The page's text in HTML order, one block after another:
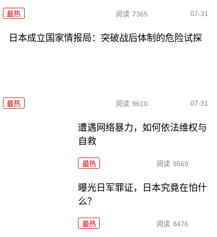
最热 阅读 7365 07-31
日本成立国家情报局：突破战后体制的危险试探
最热 阅读 8610 07-31
遭遇网络暴力，如何依法维权与
自救
最热 阅读 9569
曝光日军罪证，日本究竟在怕什
么？
最热 阅读 8476